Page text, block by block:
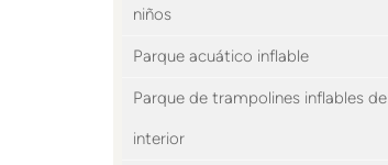
niños
Parque acuático inflable
Parque de trampolines inflables de
interior